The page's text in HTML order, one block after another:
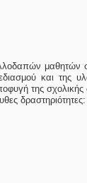
μαθητών
και της
της σχολικής
δραστηριότητες: